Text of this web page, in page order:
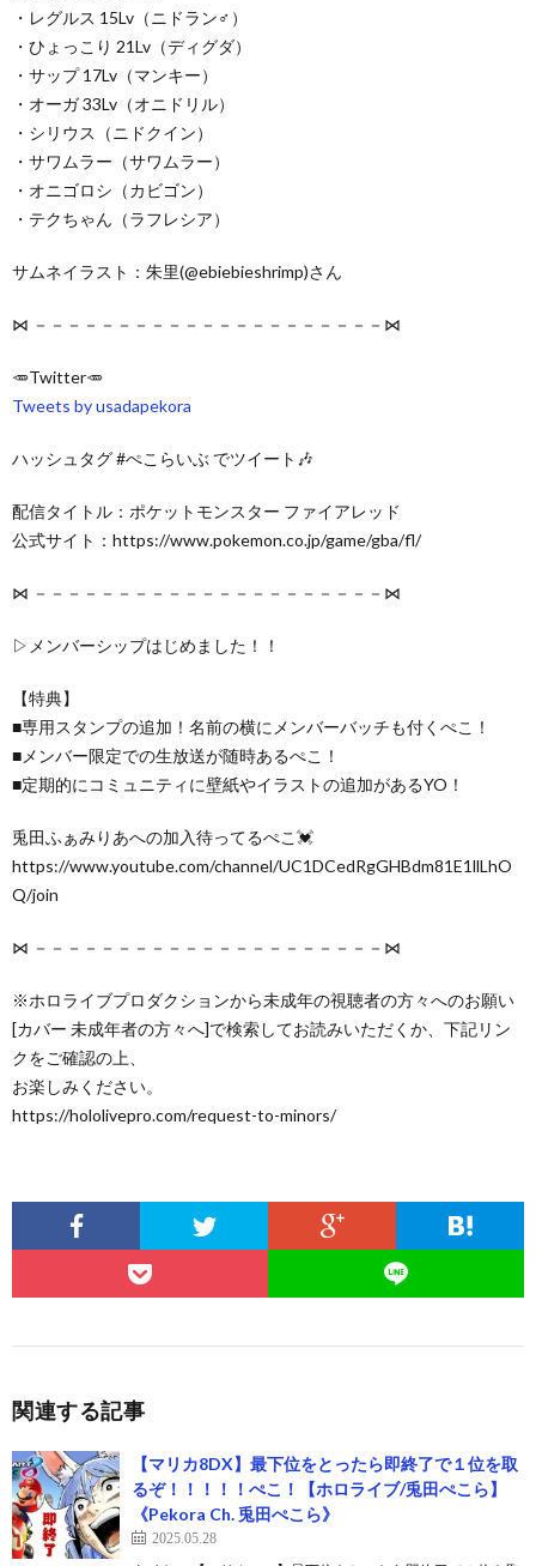
・レグルス 15Lv（ニドラン♂）
・ひょっこり 21Lv（ディグダ）
・サップ 17Lv（マンキー）
・オーガ 33Lv（オニドリル）
・シリウス（ニドクイン）
・サワムラー（サワムラー）
・オニゴロシ（カビゴン）
・テクちゃん（ラフレシア）
サムネイラスト：朱里(@ebiebieshrimp)さん
⋈ －－－－－－－－－－－－－－－－－－－－－⋈
🥕Twitter🥕
Tweets by usadapekora
ハッシュタグ #ぺこらいぶ でツイート🎶
配信タイトル：ポケットモンスター ファイアレッド
公式サイト：https://www.pokemon.co.jp/game/gba/fl/
⋈ －－－－－－－－－－－－－－－－－－－－－⋈
▷メンバーシップはじめました！！
【特典】
■専用スタンプの追加！名前の横にメンバーバッチも付くぺこ！
■メンバー限定での生放送が随時あるぺこ！
■定期的にコミュニティに壁紙やイラストの追加があるYO！
兎田ふぁみりあへの加入待ってるぺこ💓
https://www.youtube.com/channel/UC1DCedRgGHBdm81E1llLhO
Q/join
⋈ －－－－－－－－－－－－－－－－－－－－－⋈
※ホロライブプロダクションから未成年の視聴者の方々へのお願い
[カバー 未成年者の方々へ]で検索してお読みいただくか、下記リン
クをご確認の上、
お楽しみください。
https://hololivepro.com/request-to-minors/
関連する記事
【マリカ8DX】最下位をとったら即終了で１位を取
るぞ！！！！！ぺこ！【ホロライブ/兎田ぺこら】
《Pekora Ch. 兎田ぺこら》
2025.05.28